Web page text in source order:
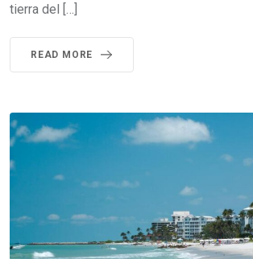
tierra del […]
READ MORE